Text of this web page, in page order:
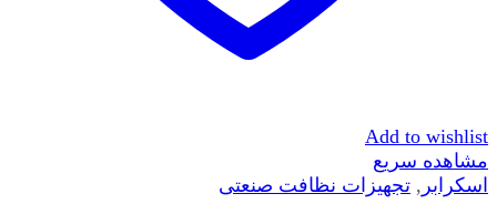
Add to wishlist
مشاهده سریع
اسکرابر , تجهیزات نظافت صنعتی